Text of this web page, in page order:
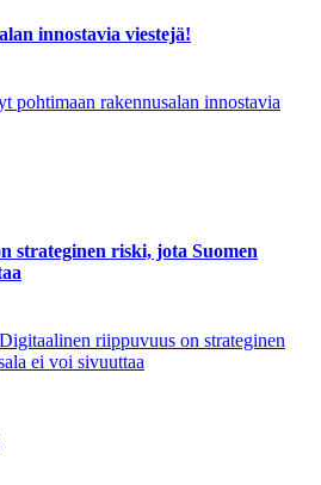
innostavia viestejä!
pohtimaan rakennusalan innostavia
strateginen riski, jota Suomen
riippuvuus on strateginen
ei voi sivuuttaa